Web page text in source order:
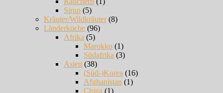
Sirup (5)
Kräuter/Wildkräuter(8)
Länderküche (96)
Afrika (5)
Marokko (1)
Südafrika (3)
Asien (38)
(Süd-)Korea (16)
Afghanistan (1)
China (1)